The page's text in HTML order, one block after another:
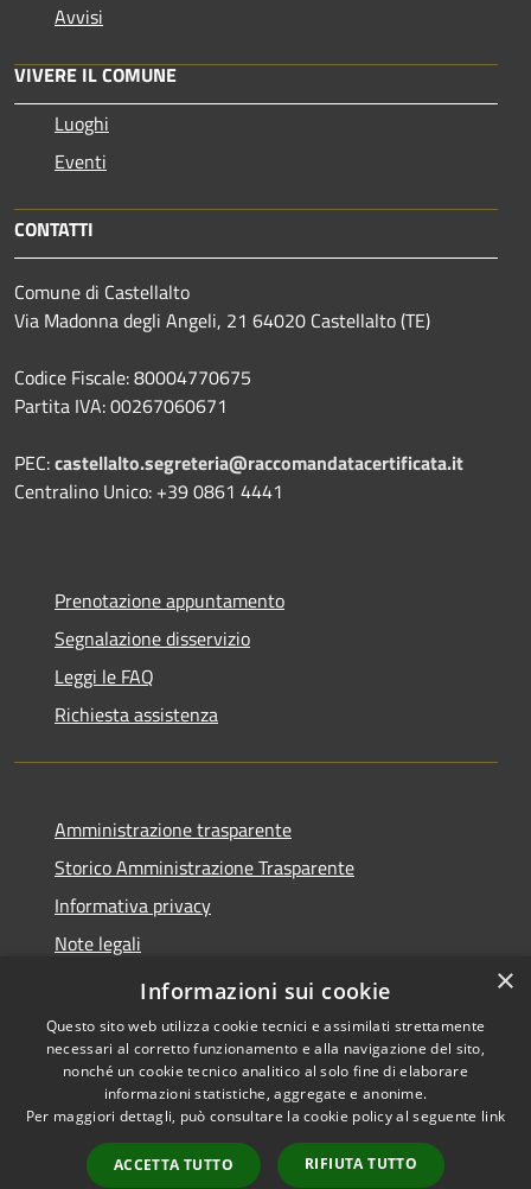
Avvisi
VIVERE IL COMUNE
Luoghi
Eventi
CONTATTI
Comune di Castellalto
Via Madonna degli Angeli, 21 64020 Castellalto (TE)
Codice Fiscale: 80004770675
Partita IVA: 00267060671
PEC:castellalto.segreteria@raccomandatacertificata.it
Centralino Unico: +39 0861 4441
Prenotazione appuntamento
Segnalazione disservizio
Leggi le FAQ
Richiesta assistenza
Amministrazione trasparente
Storico Amministrazione Trasparente
Informativa privacy
Note legali
Dichiarazione di accessibilità
Accessibilità
Copyright © 2026 • Comune di
Castellalto • Powered by
Municipium•
Accesso
×
Informazioni sui cookie
Questo sito web utilizza cookie tecnici e assimilati strettamente
necessari al corretto funzionamento e alla navigazione del sito,
nonché un cookie tecnico analitico al solo fine di elaborare
informazioni statistiche, aggregate e anonime.
Per maggiori dettagli, può consultare la cookie policy al seguente link
ACCETTA TUTTO RIFIUTA TUTTO